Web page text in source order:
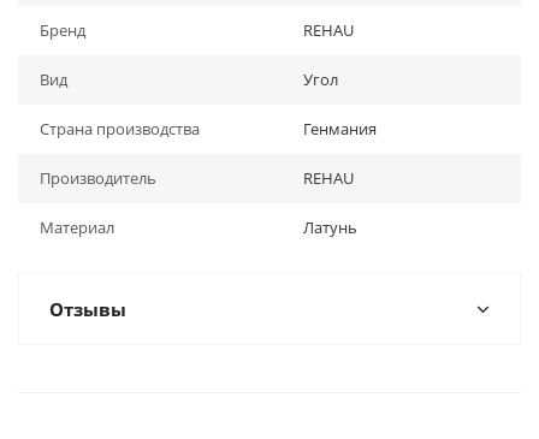
Бренд REHAU
Вид Угол
Страна производства Генмания
Производитель REHAU
Материал Латунь
Отзывы